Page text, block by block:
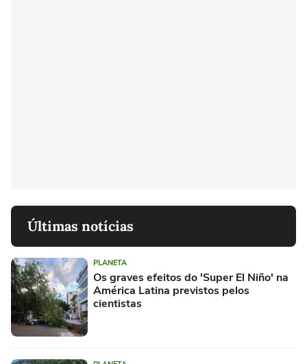
Últimas notícias
PLANETA
Os graves efeitos do 'Super El Niño' na
América Latina previstos pelos
cientistas